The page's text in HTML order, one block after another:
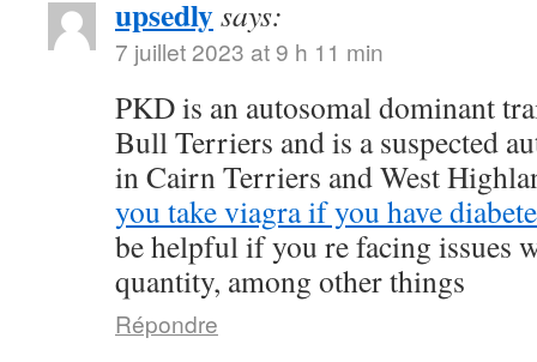
upsedlysays:
7 juillet 2023 at 9 h 11 min
PKD is an autosomal dominant
Bull Terriers and is a suspected
in Cairn Terriers and West
you take viagra if you have
be helpful if you re facing issues
quantity, among other things
Répondre